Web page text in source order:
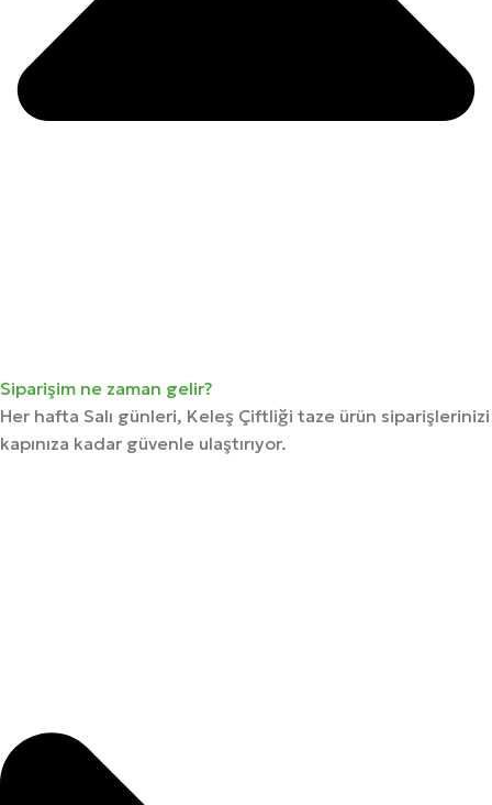
Siparişim ne zaman gelir?
Her hafta Salı günleri, Keleş Çiftliği taze ürün siparişlerinizi
kapınıza kadar güvenle ulaştırıyor.